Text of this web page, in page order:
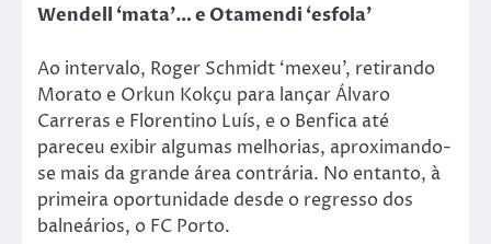
Wendell ‘mata’… e Otamendi ‘esfola’
Ao intervalo, Roger Schmidt ‘mexeu’, retirando
Morato e Orkun Kokçu para lançar Álvaro
Carreras e Florentino Luís, e o Benfica até
pareceu exibir algumas melhorias, aproximando-
se mais da grande área contrária. No entanto, à
primeira oportunidade desde o regresso dos
balneários, o FC Porto.